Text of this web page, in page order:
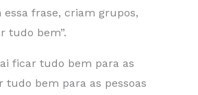
frase, criam grupos,
tudo bem”.
ficar tudo bem para as
tudo bem para as pessoas